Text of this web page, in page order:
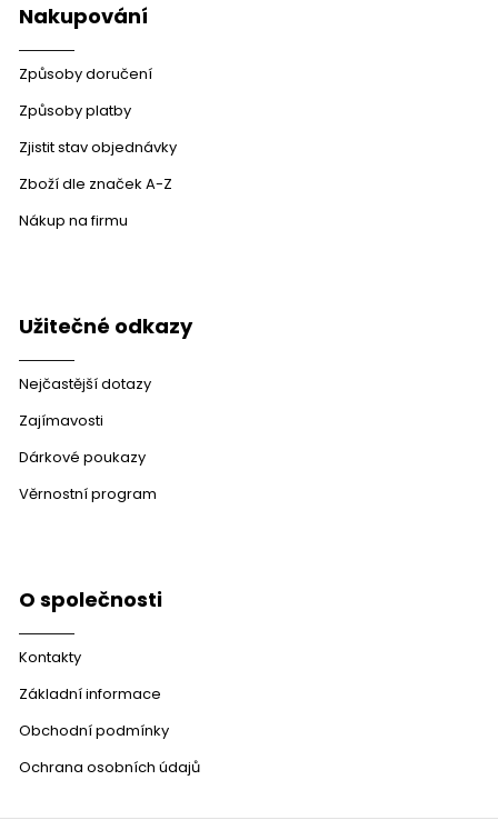
Nakupování
Způsoby doručení
Způsoby platby
Zjistit stav objednávky
Zboží dle značek A-Z
Nákup na firmu
Užitečné odkazy
Nejčastější dotazy
Zajímavosti
Dárkové poukazy
Věrnostní program
O společnosti
Kontakty
Základní informace
Obchodní podmínky
Ochrana osobních údajů